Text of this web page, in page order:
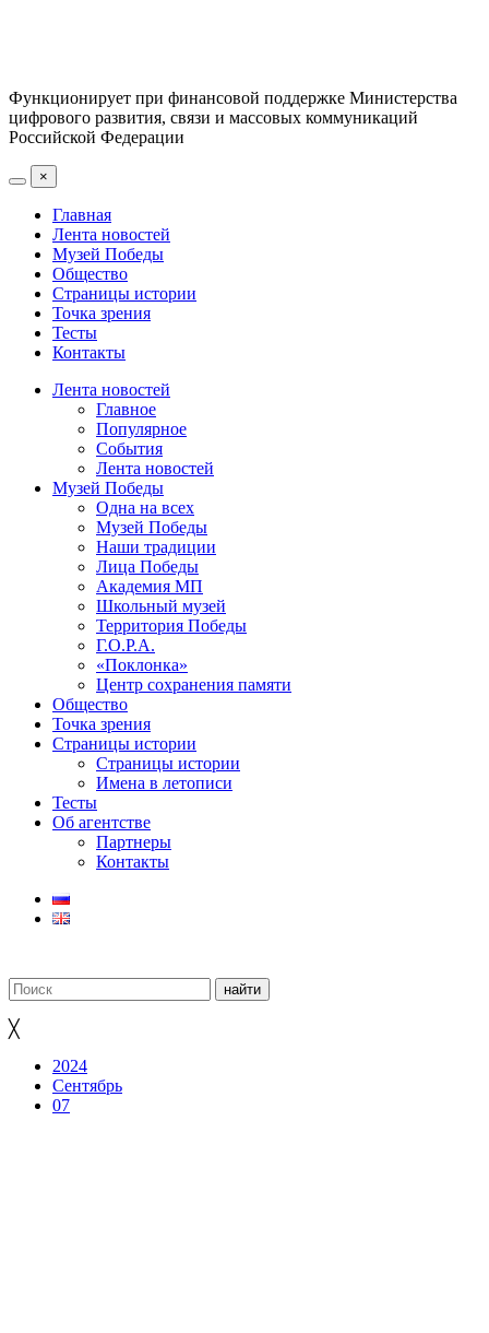
Функционирует при финансовой поддержке Министерства
цифрового развития, связи и массовых коммуникаций
Российской Федерации
×
Главная
Лента новостей
Музей Победы
Общество
Страницы истории
Точка зрения
Тесты
Контакты
Лента новостей
Главное
Популярное
События
Лента новостей
Музей Победы
Одна на всех
Музей Победы
Наши традиции
Лица Победы
Академия МП
Школьный музей
Территория Победы
Г.О.Р.А.
«Поклонка»
Центр сохранения памяти
Общество
Точка зрения
Страницы истории
Страницы истории
Имена в летописи
Тесты
Об агентстве
Партнеры
Контакты
╳
2024
Сентябрь
07